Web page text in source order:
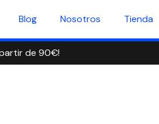
Blog Nosotros Tienda
de 90€!